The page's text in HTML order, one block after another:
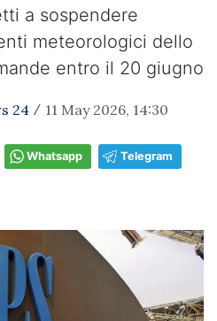
a sospendere
meteorologici dello
entro il 20 giugno
24 / 11 May 2026, 14:30
Whatsapp Telegram